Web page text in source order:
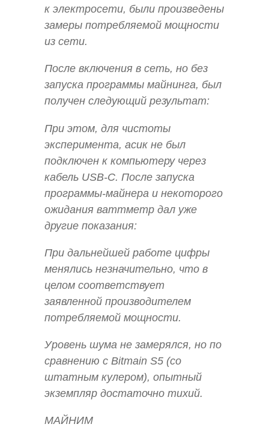
к электросети, были произведены
замеры потребляемой мощности
из сети.
После включения в сеть, но без
запуска программы майнинга, был
получен следующий результат:
При этом, для чистоты
эксперимента, асик не был
подключен к компьютеру через
кабель USB-C. После запуска
программы-майнера и некоторого
ожидания ваттметр дал уже
другие показания:
При дальнейшей работе цифры
менялись незначительно, что в
целом соответствует
заявленной производителем
потребляемой мощности.
Уровень шума не замерялся, но по
сравнению с Bitmain S5 (со
штатным кулером), опытный
экземпляр достаточно тихий.
МАЙНИМ